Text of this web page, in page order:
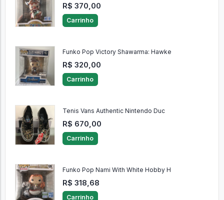
R$ 370,00
Carrinho
Funko Pop Victory Shawarma: Hawke
R$ 320,00
Carrinho
Tenis Vans Authentic Nintendo Duc
R$ 670,00
Carrinho
Funko Pop Nami With White Hobby H
R$ 318,68
Carrinho